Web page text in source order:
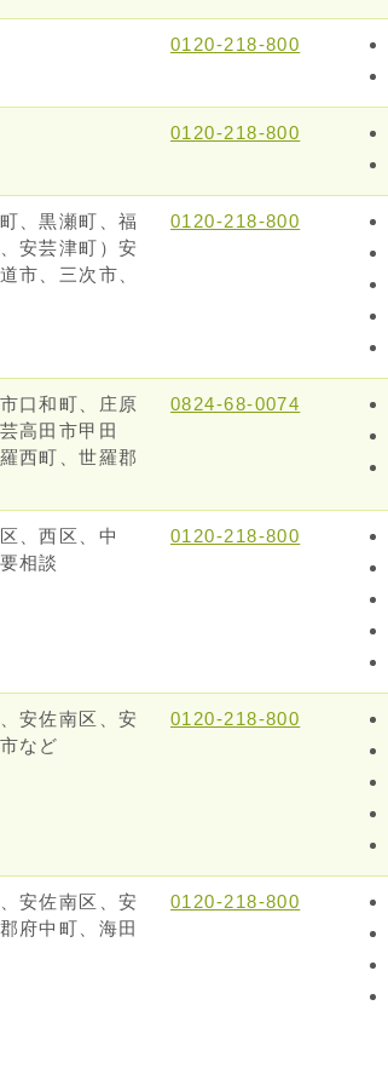
0120-218-800
0120-218-800
、黒瀬町、福
安芸津町）安
市、三次市、
0120-218-800
口和町、庄原
高田市甲田
西町、世羅郡
0824-68-0074
、西区、中
相談
0120-218-800
安佐南区、安
など
0120-218-800
安佐南区、安
府中町、海田
0120-218-800